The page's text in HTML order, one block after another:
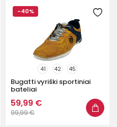
-40%
41 42 45
Bugatti vyriški sportiniai
bateliai
59,99 €
99,99 €